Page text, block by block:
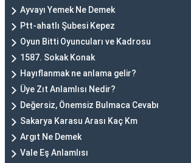
Ayvayı Yemek Ne Demek
Ptt-ahatlı Şubesi Kepez
Oyun Bitti Oyuncuları ve Kadrosu
1587. Sokak Konak
Hayıflanmak ne anlama gelir?
Üye Zıt Anlamlısı Nedir?
Değersiz, Önemsiz Bulmaca Cevabı
Sakarya Karasu Arası Kaç Km
Argıt Ne Demek
Vale Eş Anlamlısı